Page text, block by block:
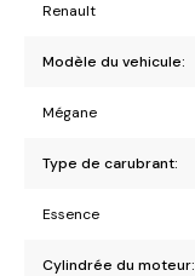
Renault
Modèle du vehicule:
Mégane
Type de carubrant:
Essence
Cylindrée du moteur: